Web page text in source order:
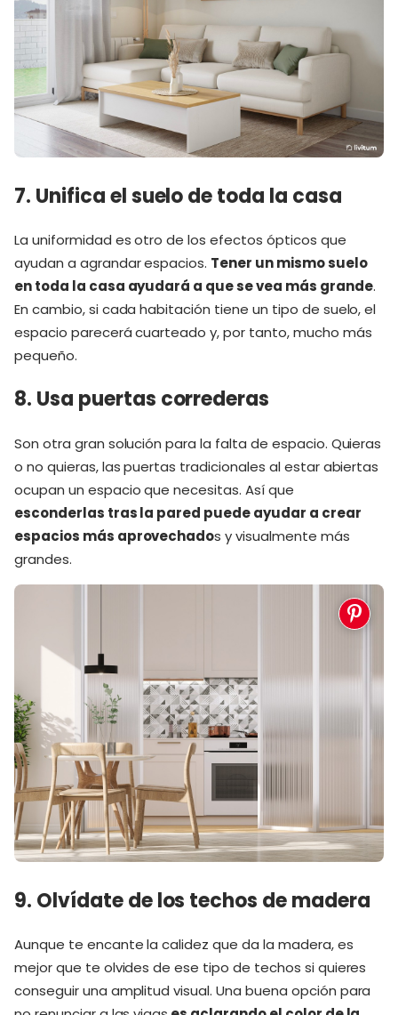
7. Unifica el suelo de toda la casa
La uniformidad es otro de los efectos ópticos que
ayudan a agrandar espacios. Tener un mismo suelo
en toda la casa ayudará a que se vea más grande.
En cambio, si cada habitación tiene un tipo de suelo, el
espacio parecerá cuarteado y, por tanto, mucho más
pequeño.
8. Usa puertas correderas
Son otra gran solución para la falta de espacio. Quieras
o no quieras, las puertas tradicionales al estar abiertas
ocupan un espacio que necesitas. Así que
esconderlas tras la pared puede ayudar a crear
espacios más aprovechadosy visualmente más
grandes.
9. Olvídate de los techos de madera
Aunque te encante la calidez que da la madera, es
mejor que te olvides de ese tipo de techos si quieres
conseguir una amplitud visual. Una buena opción para